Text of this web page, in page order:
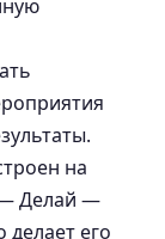
на
— Делай —
делает его